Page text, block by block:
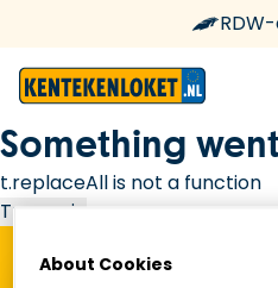
Something
t.replaceAll is not a function
Try again
About Cookies